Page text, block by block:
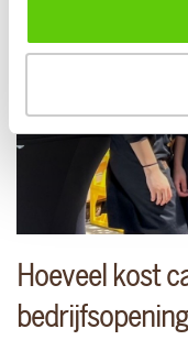
Hoeveel kost